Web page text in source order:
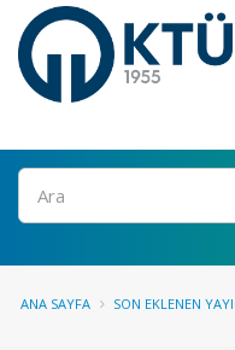
Ara
ANA SAYFA SON EKLENEN